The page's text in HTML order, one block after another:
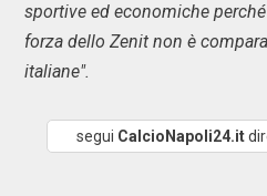
sportive ed economiche
forza dello Zenit non è
italiane".
segui CalcioNapoli24.it